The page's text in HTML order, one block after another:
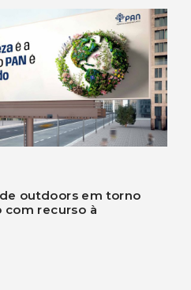
outdoors em torno
com recurso à